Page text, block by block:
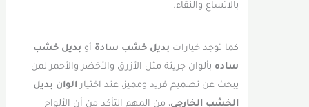
بالاتساع والنقاء.
كما توجد خياراتبديل خشب سادةأوبديل خشب
سادهبألوان جريئة مثل الأزرق والأخضر والأحمر لمن
يبحث عن تصميم فريد ومميز، عند اختيارالوان بديل
الخشب الخارجي، من المهم التأكد من أن الألواح